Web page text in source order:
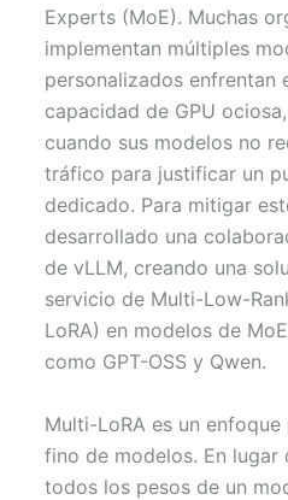
Experts (MoE). Muchas
implementan múltiples
personalizados enfrentan
capacidad de GPU
cuando sus modelos no
tráfico para justificar un
dedicado. Para mitigar
desarrollado una
de vLLM, creando una
servicio de Multi-Low-
LoRA) en modelos de
como GPT-OSS y Qwen.
Multi-LoRA es un
fino de modelos. En lugar
todos los pesos de un